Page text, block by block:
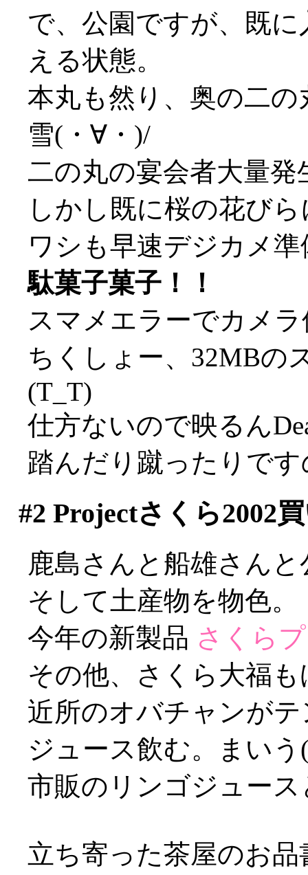
で、公園ですが、既
える状態。
本丸も然り、奥の二
雪(・∀・)/
二の丸の宴会者大量
しかし既に桜の花び
ワシも早速デジカメ準
駄菓子菓子！！
スマメエラーでカメ
ちくしょー、32MBの
(T_T)
仕方ないので映るん
踏んだり蹴ったりで
#2 Projectさくら2002
鹿島さんと船雄さん
そして土産物を物色。
今年の新製品 さくら
その他、さくら大福
近所のオバチャンが
ジュース飲む。まいう
市販のリンゴジュー
立ち寄った茶屋のお